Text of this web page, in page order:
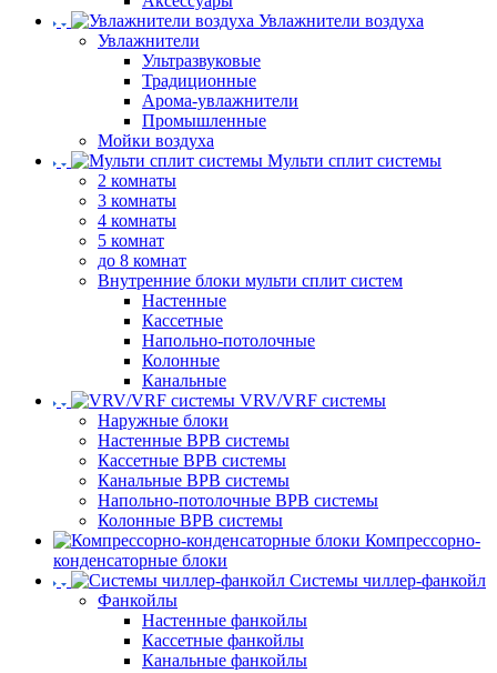
Увлажнители воздуха
Увлажнители
Ультразвуковые
Традиционные
Арома-увлажнители
Промышленные
Мойки воздуха
Мульти сплит системы
2 комнаты
3 комнаты
4 комнаты
5 комнат
до 8 комнат
Внутренние блоки мульти сплит систем
Настенные
Кассетные
Напольно-потолочные
Колонные
Канальные
VRV/VRF системы
Наружные блоки
Настенные ВРВ системы
Кассетные ВРВ системы
Канальные ВРВ системы
Напольно-потолочные ВРВ системы
Колонные ВРВ системы
Компрессорно-
конденсаторные блоки
Системы чиллер-фанкойл
Фанкойлы
Настенные фанкойлы
Кассетные фанкойлы
Канальные фанкойлы